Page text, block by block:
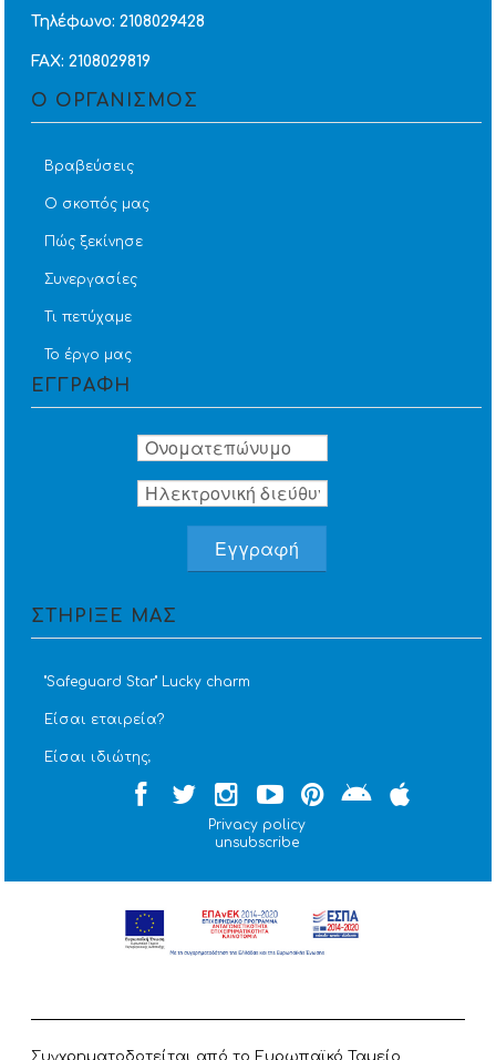
Τηλέφωνο: 2108029428
FAX: 2108029819
Ο ΟΡΓΑΝΙΣΜΟΣ
Βραβεύσεις
Ο σκοπός μας
Πώς ξεκίνησε
Συνεργασίες
Τι πετύχαμε
Το έργο μας
ΕΓΓΡΑΦΗ
ΣΤΗΡΙΞΕ ΜΑΣ
''Safeguard Star'' Lucky charm
Είσαι εταιρεία?
Είσαι ιδιώτης;
Privacy policy
unsubscribe
Συγχρηματοδοτείται από το Ευρωπαϊκό Ταμείο